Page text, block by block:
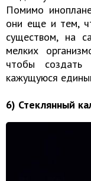
Помимо
они еще и тем,
существом, на
мелких
чтобы
кажущуюся
6) Стеклянный